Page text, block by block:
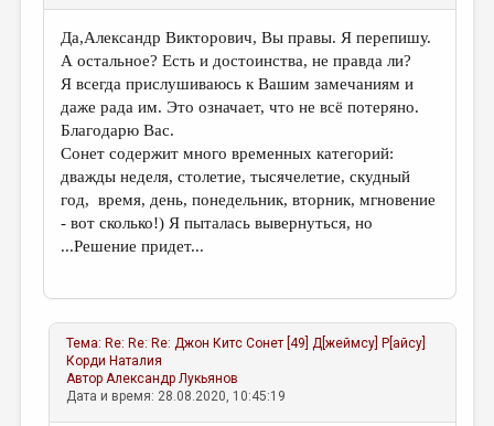
Да,Александр Викторович, Вы правы. Я перепишу.
А остальное? Есть и достоинства, не правда ли?
Я всегда прислушиваюсь к Вашим замечаниям и
даже рада им. Это означает, что не всё потеряно.
Благодарю Вас.
Сонет содержит много временных категорий:
дважды неделя, столетие, тысячелетие, скудный
год, время, день, понедельник, вторник, мгновение
- вот сколько!) Я пыталась вывернуться, но
...Решение придет...
Тема: Re: Re: Re: Джон Китс Сонет [49] Д[жеймсу] P[айсу]
Корди Наталия
АвторАлександр Лукьянов
Дата и время: 28.08.2020, 10:45:19